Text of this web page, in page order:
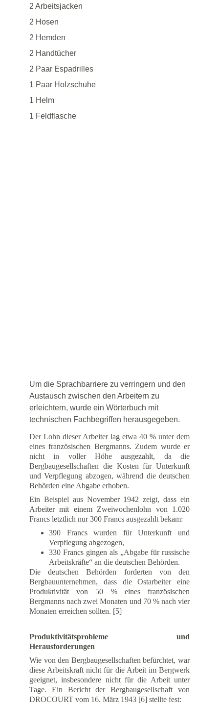
2 Arbeitsjacken
2 Hosen
2 Hemden
2 Handtücher
2 Paar Espadrilles
1 Paar Holzschuhe
1 Helm
1 Feldflasche
Der Lohn dieser Arbeiter lag etwa 40 % unter dem
eines französischen Bergmanns. Zudem wurde er
nicht in voller Höhe ausgezahlt, da die
Bergbaugesellschaften die Kosten für Unterkunft
und Verpflegung abzogen, während die deutschen
Behörden eine Abgabe erhoben.
Ein Beispiel aus November 1942 zeigt, dass ein
Arbeiter mit einem Zweiwochenlohn von 1.020
Francs letztlich nur 300 Francs ausgezahlt bekam:
390 Francs wurden für Unterkunft und
Verpflegung abgezogen,
330 Francs gingen als „Abgabe für russische
Arbeitskräfte“ an die deutschen Behörden.
Die deutschen Behörden forderten von den
Bergbauunternehmen, dass die Ostarbeiter eine
Produktivität von 50 % eines französischen
Bergmanns nach zwei Monaten und 70 % nach vier
Monaten erreichen sollten. [5]
Produktivitätsprobleme und
Herausforderungen
Wie von den Bergbaugesellschaften befürchtet, war
diese Arbeitskraft nicht für die Arbeit im Bergwerk
geeignet, insbesondere nicht für die Arbeit unter
Tage. Ein Bericht der Bergbaugesellschaft von
DROCOURT vom 16. März 1943 [6] stellte fest:
Um die Sprachbarriere zu verringern und den
Austausch zwischen den Arbeitern zu
erleichtern, wurde ein Wörterbuch mit
technischen Fachbegriffen herausgegeben.